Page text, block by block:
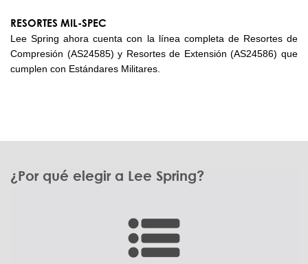
RESORTES MIL-SPEC
Lee Spring ahora cuenta con la línea completa de Resortes de
Compresión (AS24585) y Resortes de Extensión (AS24586) que
cumplen con Estándares Militares.
¿Por qué elegir a Lee Spring?